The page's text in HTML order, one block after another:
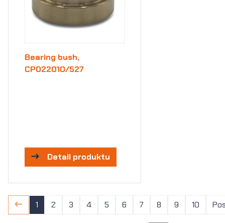
Bearing bush,
CP022010/527
Detail produktu
1 2 3 4 5 6 7 8 9 10